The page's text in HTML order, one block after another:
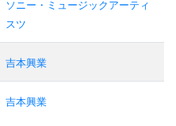
ソニー・ミュージックアーティ
スツ
吉本興業
吉本興業